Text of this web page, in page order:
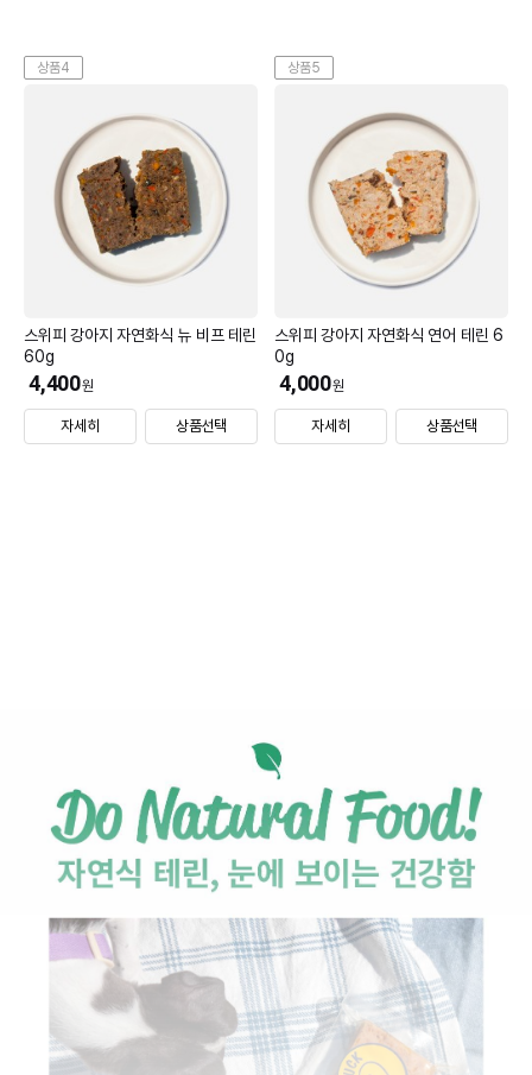
상품4
스위피 강아지 자연화식 뉴 비프 테린
60g
4,400원
자세히 상품선택
상품5
스위피 강아지 자연화식 연어 테린 6
0g
4,000원
자세히 상품선택